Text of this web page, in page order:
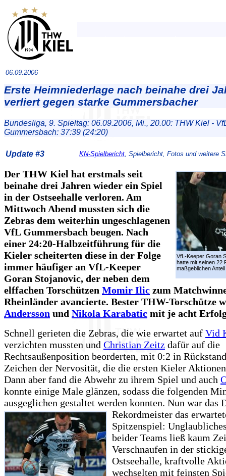
06.09.2006
Erste Heimniederlage nach beinahe drei
verliert gegen starke Gummersbacher
Bundesliga, 9. Spieltag: 06.09.2006, Mi., 20.00: THW Kiel -
Gummersbach: 37:39 (24:20)
Update #3 KN-Spielbericht , Spielbericht, Fotos und weitere
VfL-Keeper Goran
hatte mit seinen 22
maßgeblichen
Der THW Kiel hat erstmals seit
beinahe drei Jahren wieder ein Spiel
in der Ostseehalle verloren. Am
Mittwoch Abend mussten sich die
Zebras dem weiterhin ungeschlagenen
VfL Gummersbach beugen. Nach
einer 24:20-Halbzeitführung für die
Kieler scheiterten diese in der Folge
immer häufiger an VfL-Keeper
Goran Stojanovic, der neben dem
elffachen Torschützen Momir Ilic zum
Rheinländer avancierte. Bester THW-Torschütze
Andersson und Nikola Karabatic mit je acht
Schnell gerieten die Zebras, die wie erwartet auf Vid
verzichten mussten und Christian Zeitz dafür auf die
Rechtsaußenposition beorderten, mit 0:2 in
Zeichen der Nervosität, die die ersten Kieler
Dann aber fand die Abwehr zu ihrem Spiel und auch
konnte einige Male glänzen, sodass die folgenden
ausgeglichen gestaltet werden konnten. Nun war das
Rekordmeister das
Spitzenspiel:
beider Teams ließ kaum
Verschnaufen in der
Ostseehalle, kraftvolle
wechselten mit feinsten